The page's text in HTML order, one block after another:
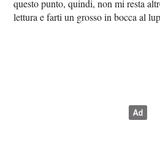
questo punto, quindi, non mi resta
lettura e farti un grosso in bocca al